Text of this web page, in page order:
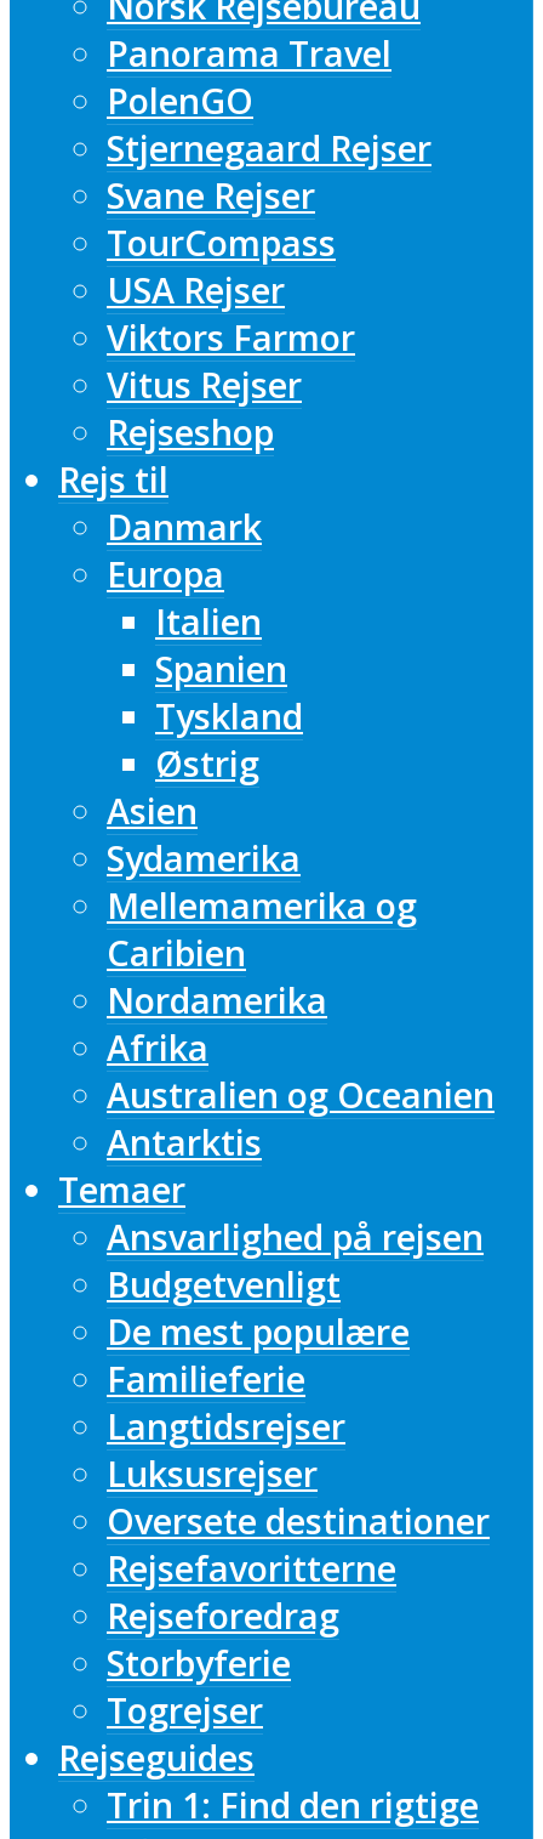
Panorama Travel
PolenGO
Stjernegaard Rejser
Svane Rejser
TourCompass
USA Rejser
Viktors Farmor
Vitus Rejser
Rejseshop
Rejs til
Danmark
Europa
Italien
Spanien
Tyskland
Østrig
Asien
Sydamerika
Mellemamerika og
Caribien
Nordamerika
Afrika
Australien og Oceanien
Antarktis
Temaer
Ansvarlighed på rejsen
Budgetvenligt
De mest populære
Familieferie
Langtidsrejser
Luksusrejser
Oversete destinationer
Rejsefavoritterne
Rejseforedrag
Storbyferie
Togrejser
Rejseguides
Trin 1: Find den rigtige